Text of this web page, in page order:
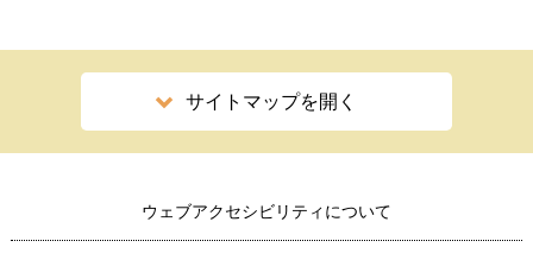
サイトマップを開く
ウェブアクセシビリティについて